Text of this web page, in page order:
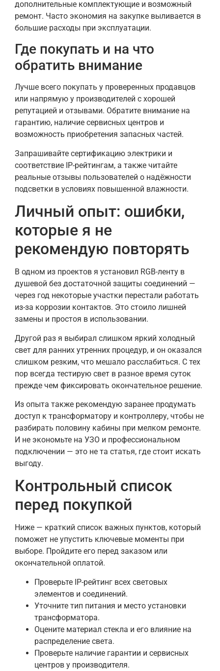
дополнительные комплектующие и возможный
ремонт. Часто экономия на закупке выливается в
большие расходы при эксплуатации.
Где покупать и на что
обратить внимание
Лучше всего покупать у проверенных продавцов
или напрямую у производителей с хорошей
репутацией и отзывами. Обратите внимание на
гарантию, наличие сервисных центров и
возможность приобретения запасных частей.
Запрашивайте сертификацию электрики и
соответствие IP-рейтингам, а также читайте
реальные отзывы пользователей о надёжности
подсветки в условиях повышенной влажности.
Личный опыт: ошибки,
которые я не
рекомендую повторять
В одном из проектов я установил RGB-ленту в
душевой без достаточной защиты соединений —
через год некоторые участки перестали работать
из-за коррозии контактов. Это стоило лишней
замены и простоя в использовании.
Другой раз я выбирал слишком яркий холодный
свет для ранних утренних процедур, и он оказался
слишком резким, что мешало расслабиться. С тех
пор всегда тестирую свет в разное время суток
прежде чем фиксировать окончательное решение.
Из опыта также рекомендую заранее продумать
доступ к трансформатору и контроллеру, чтобы не
разбирать половину кабины при мелком ремонте.
И не экономьте на УЗО и профессиональном
подключении — это не та статья, где стоит искать
выгоду.
Контрольный список
перед покупкой
Ниже — краткий список важных пунктов, который
поможет не упустить ключевые моменты при
выборе. Пройдите его перед заказом или
окончательной оплатой.
Проверьте IP-рейтинг всех световых
элементов и соединений.
Уточните тип питания и место установки
трансформатора.
Оцените материал стекла и его влияние на
распределение света.
Проверьте наличие гарантии и сервисных
центров у производителя.